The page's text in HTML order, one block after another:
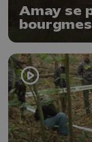
Amay se